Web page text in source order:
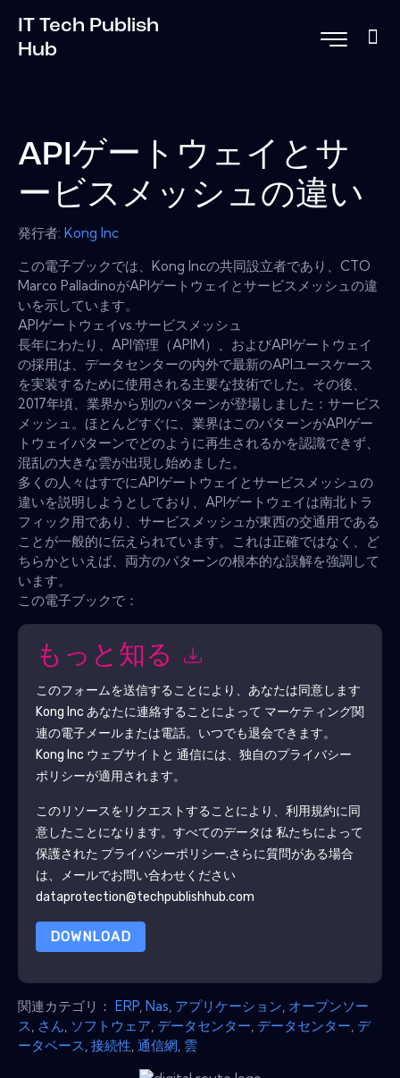
IT Tech Publish
Hub
APIゲートウェイとサ
ービスメッシュの違い
発行者: Kong Inc
この電子ブックでは、Kong Incの共同設立者であり、CTO
Marco PalladinoがAPIゲートウェイとサービスメッシュの違
いを示しています。
APIゲートウェイvs.サービスメッシュ
長年にわたり、API管理（APIM）、およびAPIゲートウェイ
の採用は、データセンターの内外で最新のAPIユースケース
を実装するために使用される主要な技術でした。その後、
2017年頃、業界から別のパターンが登場しました：サービス
メッシュ。ほとんどすぐに、業界はこのパターンがAPIゲー
トウェイパターンでどのように再生されるかを認識できず、
混乱の大きな雲が出現し始めました。
多くの人々はすでにAPIゲートウェイとサービスメッシュの
違いを説明しようとしており、APIゲートウェイは南北トラ
フィック用であり、サービスメッシュが東西の交通用である
ことが一般的に伝えられています。これは正確ではなく、ど
ちらかといえば、両方のパターンの根本的な誤解を強調して
います。
この電子ブックで：
もっと知る
このフォームを送信することにより、あなたは同意します
Kong Inc あなたに連絡することによって マーケティング関
連の電子メールまたは電話。いつでも退会できます。
Kong Inc ウェブサイトと 通信には、独自のプライバシー
ポリシーが適用されます。
このリソースをリクエストすることにより、利用規約に同
意したことになります。すべてのデータは 私たちによって
保護された プライバシーポリシー.さらに質問がある場合
は、メールでお問い合わせください
dataprotection@techpublishhub.com
DOWNLOAD
関連カテゴリ： ERP Nas アプリケーション オープンソー
ス さん ソフトウェア データセンター データセンター デ
ータベース 接続性 通信網 雲